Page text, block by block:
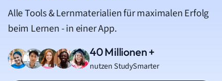
Alle Tools & Lernmaterialien für maximalen Erfolg
beim Lernen - in einer App.
40 Millionen +
nutzen StudySmarter